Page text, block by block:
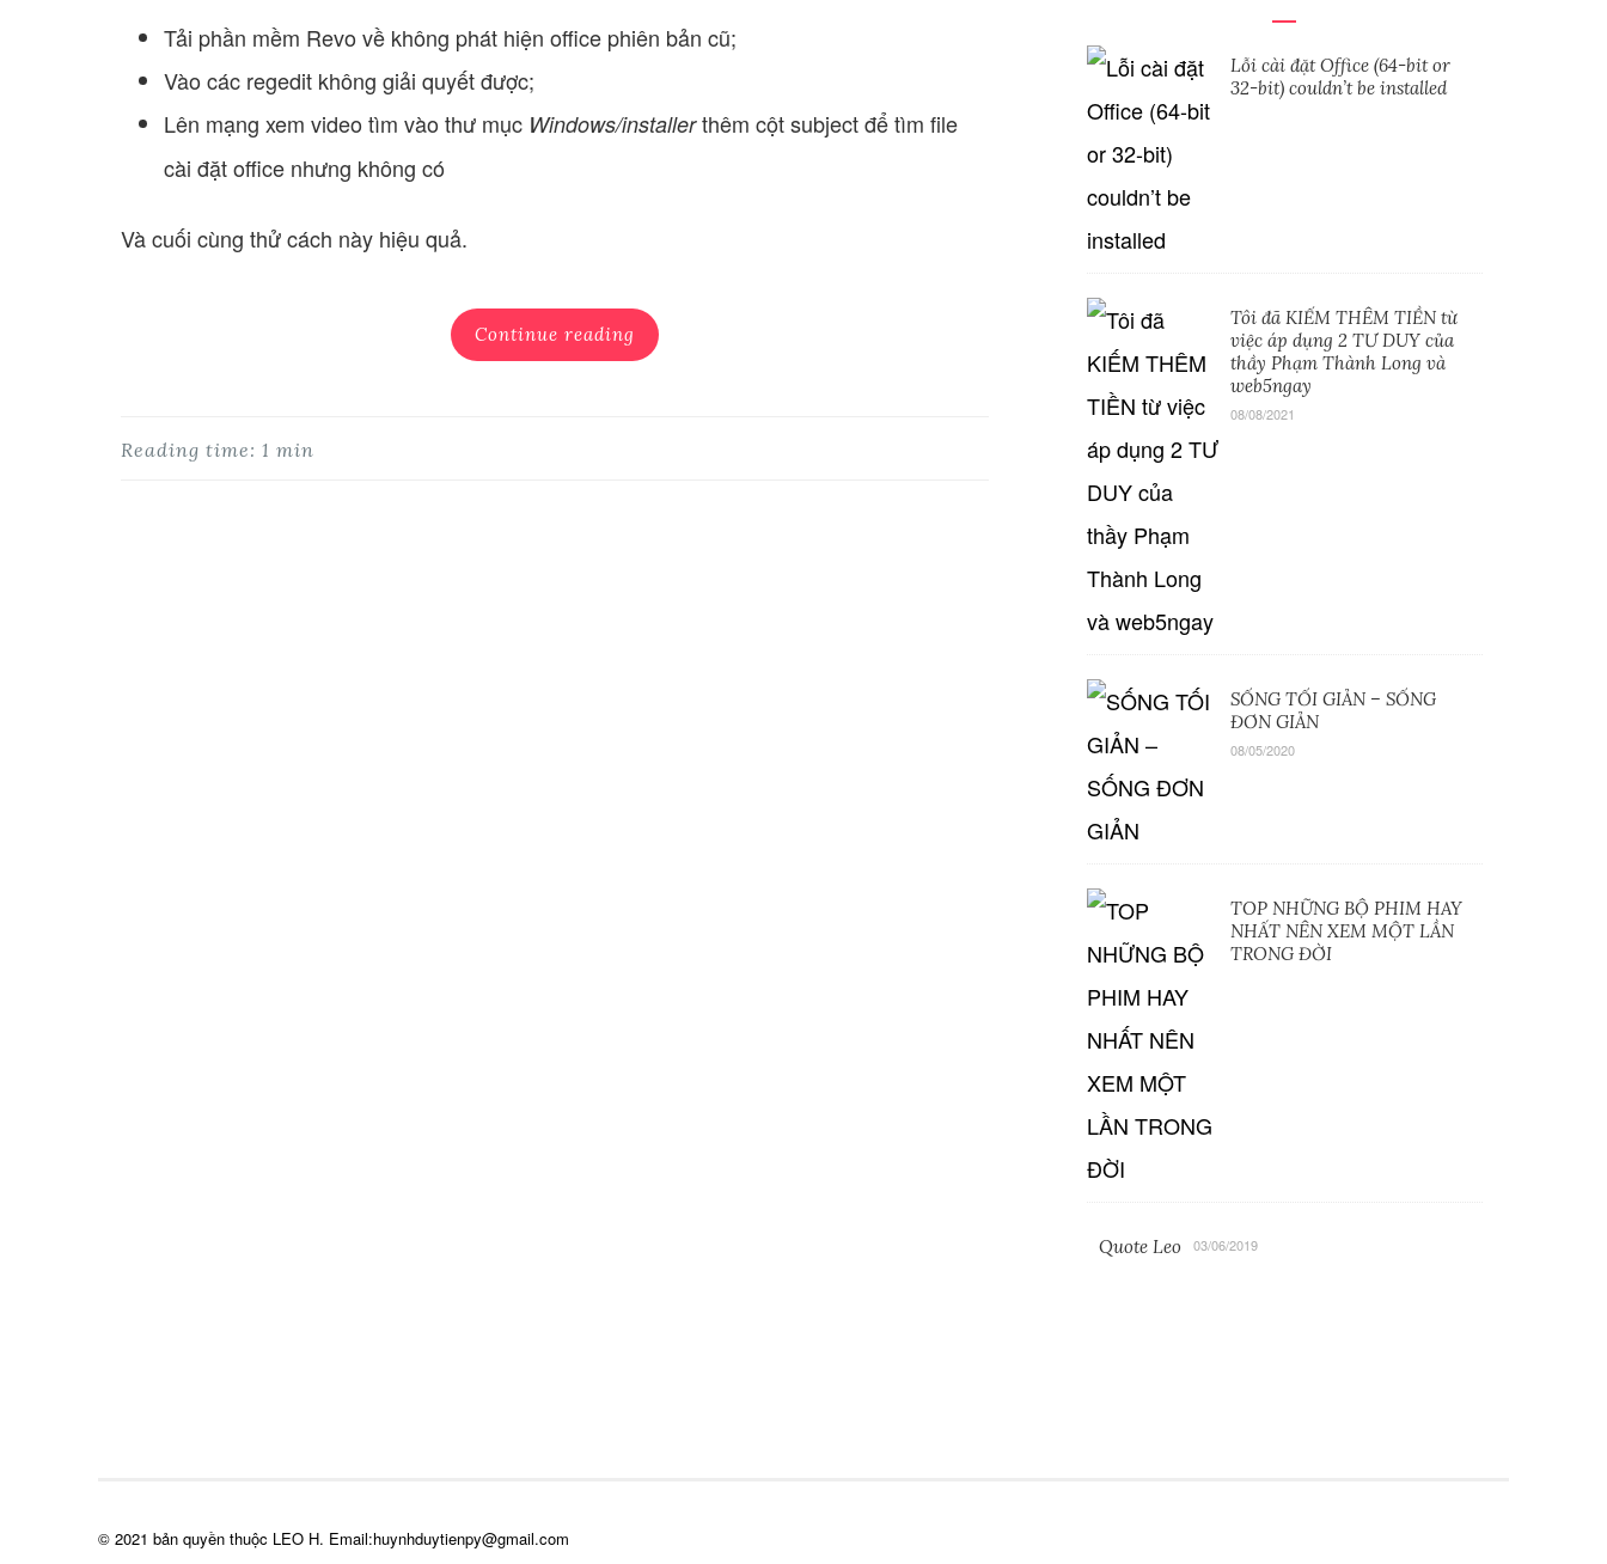
Tải phần mềm Revo về không phát hiện office phiên bản cũ;
Vào các regedit không giải quyết được;
Lên mạng xem video tìm vào thư mục Windows/installerthêm cột subject để tìm file
cài đặt office nhưng không có
Và cuối cùng thử cách này hiệu quả.
Continue reading
Reading time: 1 min
Lỗi cài đặt Office (64-bit or
32-bit) couldn’t be installed
Tôi đã KIẾM THÊM TIỀN từ
việc áp dụng 2 TƯ DUY của
thầy Phạm Thành Long và
web5ngay
08/08/2021
SỐNG TỐI GIẢN – SỐNG
ĐƠN GIẢN
08/05/2020
TOP NHỮNG BỘ PHIM HAY
NHẤT NÊN XEM MỘT LẦN
TRONG ĐỜI
Quote Leo 03/06/2019
© 2021 bản quyền thuộc LEO H. Email:huynhduytienpy@gmail.com